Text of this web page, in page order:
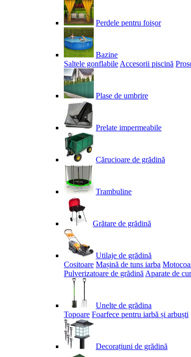
Perdele pentru foișor
Bazine
Saltele gonflabile Accesorii piscină
Plase de umbrire
Prelate impermeabile
Cărucioare de grădină
Trambuline
Grătare de grădină
Utilaje de grădină
Cositoare Mașină de tuns iarba
Pulverizatoare de grădină Aparate de
Unelte de grădina
Topoare Foarfece pentru iarbă și arbuști
Decorațiuni de grădină